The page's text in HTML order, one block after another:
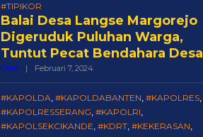
#TIPIKOR
Balai Desa Langse Margorejo
Digeruduk Puluhan Warga,
Tuntut Pecat Bendahara Desa
Desa | Februari 7, 2024Oleh
#KAPOLDA, #KAPOLDABANTEN, #KAPOLRES,
#KAPOLRESSERANG, #KAPOLRI,
#KAPOLSEKCIKANDE, #KDRT, #KEKERASAN,